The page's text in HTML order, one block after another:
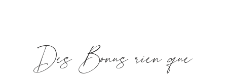
Des Bonus rien que